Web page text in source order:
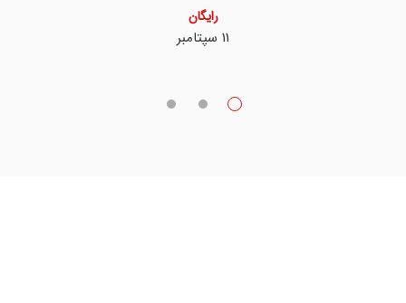
11 سپتامبر
رایگان